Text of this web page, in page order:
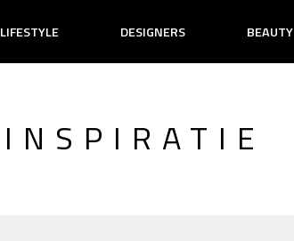
LIFESTYLE DESIGNERS BEAUTY
INSPIRATIE